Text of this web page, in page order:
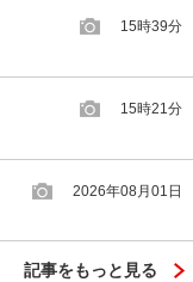
15時39分
15時21分
2026年08月01日
記事をもっと見る